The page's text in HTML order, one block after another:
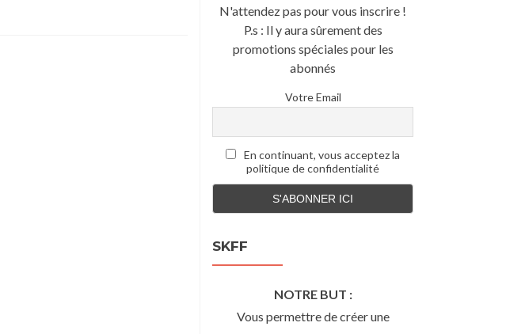
N'attendez pas pour vous inscrire !
P.s : Il y aura sûrement des
promotions spéciales pour les
abonnés
Votre Email
En continuant, vous acceptez la
politique de confidentialité
SKFF
NOTRE BUT :
Vous permettre de créer une